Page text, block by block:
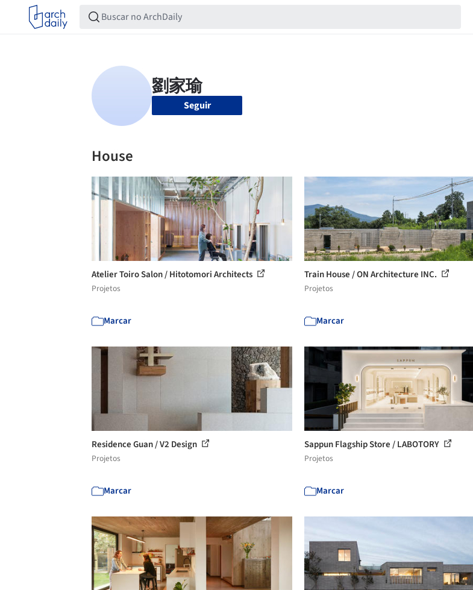
Seguir
House
Atelier Toiro Salon / Hitotomori Architects
Projetos
Marcar
Train House / ON Architecture INC.
Projetos
Marcar
Residence Guan / V2 Design
Projetos
Marcar
Sappun Flagship Store / LABOTORY
Projetos
Marcar